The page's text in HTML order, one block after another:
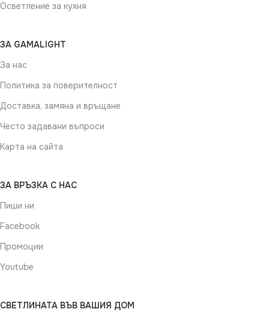
Осветление за кухня
ЗА GAMALIGHT
За нас
Политика за поверителност
Доставка, замяна и връщане
Често задавани въпроси
Карта на сайта
ЗА ВРЪЗКА С НАС
Пиши ни
Facebook
Промоции
Youtube
СВЕТЛИНАТА ВЪВ ВАШИЯ ДОМ